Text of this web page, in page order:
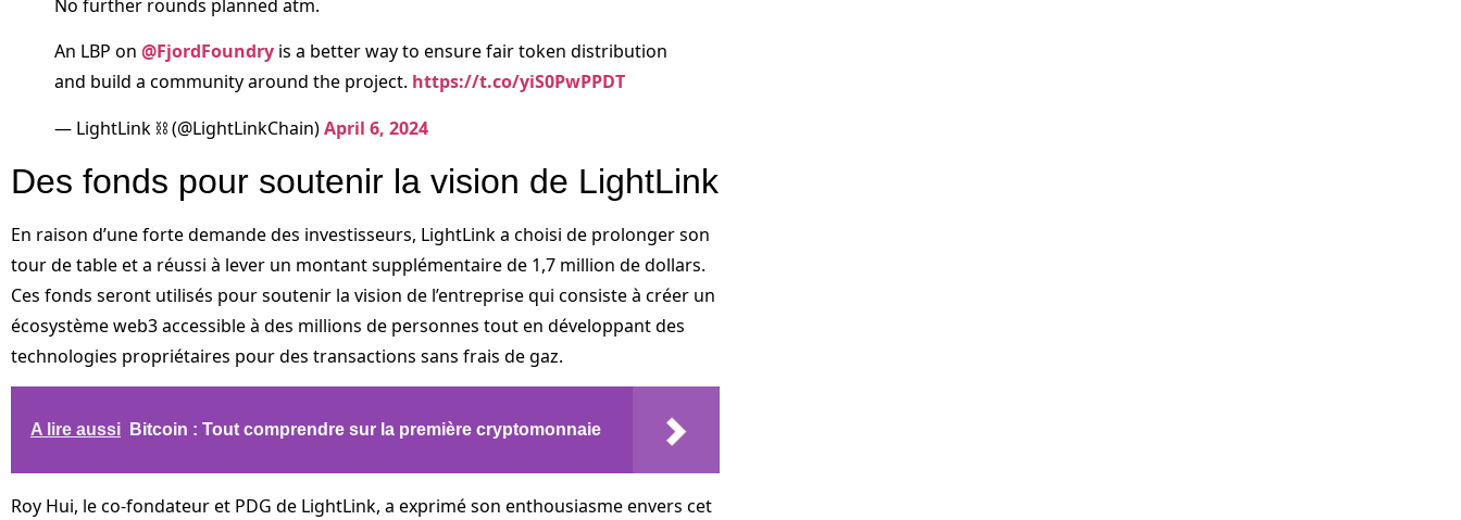
No further rounds planned atm.
An LBP on @FjordFoundry is a better way to ensure fair token distribution
and build a community around the project. https://t.co/yiS0PwPPDT
— LightLink ⛓️ (@LightLinkChain)April 6, 2024
Des fonds pour soutenir la vision de LightLink
En raison d’une forte demande des investisseurs, LightLink a choisi de prolonger son
tour de table et a réussi à lever un montant supplémentaire de 1,7 million de dollars.
Ces fonds seront utilisés pour soutenir la vision de l’entreprise qui consiste à créer un
écosystème web3 accessible à des millions de personnes tout en développant des
technologies propriétaires pour des transactions sans frais de gaz.
A lire aussi Bitcoin : Tout comprendre sur la première cryptomonnaie
Roy Hui, le co-fondateur et PDG de LightLink, a exprimé son enthousiasme envers cet